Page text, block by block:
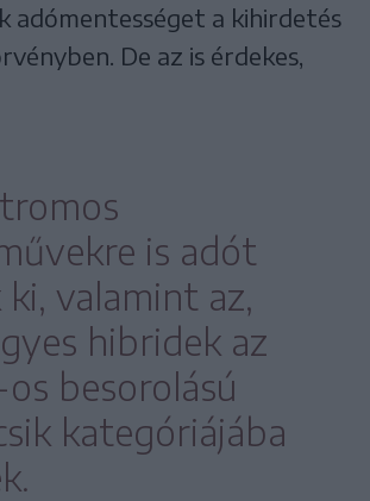
adómentességet a kihirdetés
De az is érdekes,
is adót
valamint az,
hibridek az
besorolású
kategóriájába